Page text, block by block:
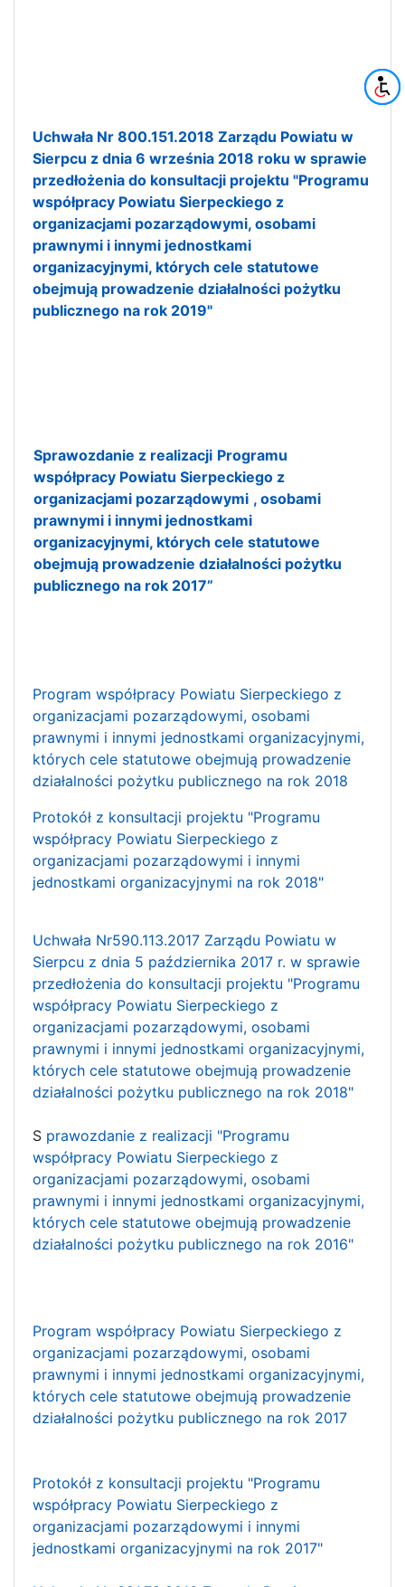
Uchwała Nr 800.151.2018 Zarządu Powiatu w
Sierpcu z dnia 6 września 2018 roku w sprawie
przedłożenia do konsultacji projektu "Programu
współpracy Powiatu Sierpeckiego z
organizacjami pozarządowymi, osobami
prawnymi i innymi jednostkami
organizacyjnymi, których cele statutowe
obejmują prowadzenie działalności pożytku
publicznego na rok 2019"
Sprawozdanie z realizacji Programu
współpracy Powiatu Sierpeckiego z
organizacjami pozarządowymi , osobami
prawnymi i innymi jednostkami
organizacyjnymi, których cele statutowe
obejmują prowadzenie działalności pożytku
publicznego na rok 2017”
Program współpracy Powiatu Sierpeckiego z
organizacjami pozarządowymi, osobami
prawnymi i innymi jednostkami organizacyjnymi,
których cele statutowe obejmują prowadzenie
działalności pożytku publicznego na rok 2018
Protokół z konsultacji projektu "Programu
współpracy Powiatu Sierpeckiego z
organizacjami pozarządowymi i innymi
jednostkami organizacyjnymi na rok 2018"
Uchwała Nr590.113.2017 Zarządu Powiatu w
Sierpcu z dnia 5 października 2017 r. w sprawie
przedłożenia do konsultacji projektu "Programu
współpracy Powiatu Sierpeckiego z
organizacjami pozarządowymi, osobami
prawnymi i innymi jednostkami organizacyjnymi,
których cele statutowe obejmują prowadzenie
działalności pożytku publicznego na rok 2018"
S prawozdanie z realizacji "Programu
współpracy Powiatu Sierpeckiego z
organizacjami pozarządowymi, osobami
prawnymi i innymi jednostkami organizacyjnymi,
których cele statutowe obejmują prowadzenie
działalności pożytku publicznego na rok 2016"
Program współpracy Powiatu Sierpeckiego z
organizacjami pozarządowymi, osobami
prawnymi i innymi jednostkami organizacyjnymi,
których cele statutowe obejmują prowadzenie
działalności pożytku publicznego na rok 2017
Protokół z konsultacji projektu "Programu
współpracy Powiatu Sierpeckiego z
organizacjami pozarządowymi i innymi
jednostkami organizacyjnymi na rok 2017"